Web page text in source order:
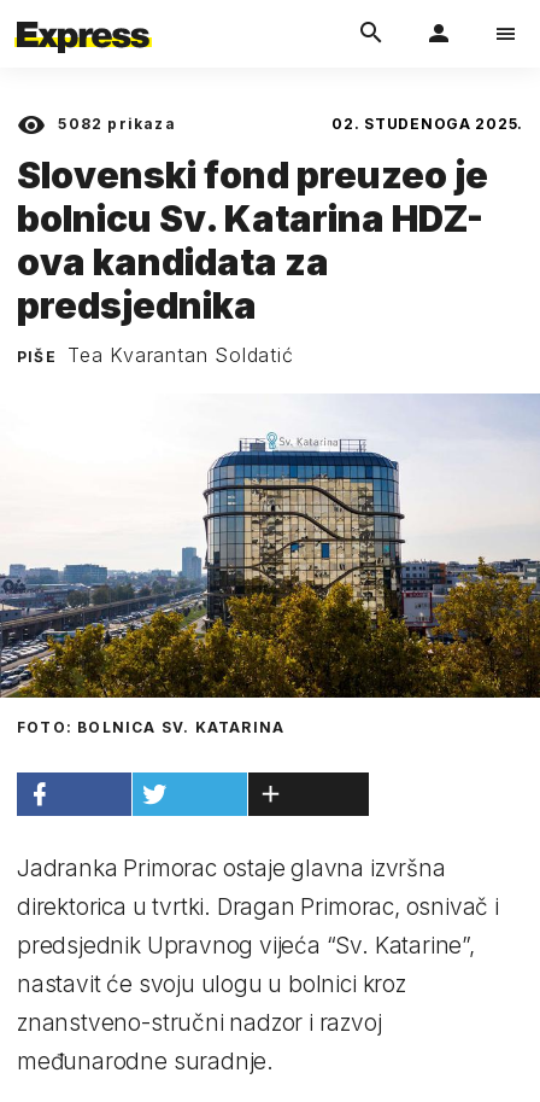
5082 prikaza 02. STUDENOGA 2025.
Slovenski fond preuzeo je
bolnicu Sv. Katarina HDZ-
ova kandidata za
predsjednika
PIŠE Tea Kvarantan Soldatić
FOTO: BOLNICA SV. KATARINA
Jadranka Primorac ostaje glavna izvršna
direktorica u tvrtki. Dragan Primorac, osnivač i
predsjednik Upravnog vijeća “Sv. Katarine”,
nastavit će svoju ulogu u bolnici kroz
znanstveno-stručni nadzor i razvoj
međunarodne suradnje.